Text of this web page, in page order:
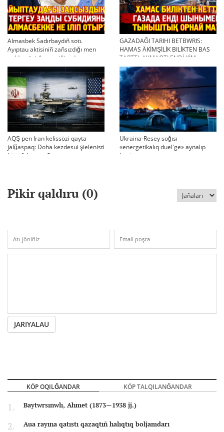
Almasbek Sadırbaydıñ sotı.
Ayıptau aktisiniñ zañsızdığı men
qoldan ösirilgen milliondar
GAZADAĞI TARIHI BETBWRIS:
HAMAS ÄKİMŞİLİK BILİKTEN BAS
TARTTI. AYMAQTI ENDİ KİM
BASQARADI?
AQŞ pen Iran kelissözi qayta
jalğaspaq: Doha kezdesui şielenisti
bäseñdete me?
Ukraina-Resey soğısı
«energetikalıq duel'ge» aynalıp
ketti
Pikir qaldıru (0)
JARIYALAU
KÖP OQILĞANDAR KÖP TALQILANĞANDAR
Baytwrsınwlı, Ahmet (1873—1938 jj.)
Aua rayına qatıstı qazaqtıñ halıqtıq boljamdarı